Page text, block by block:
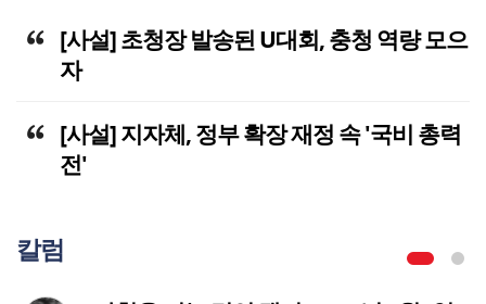
[사설] 초청장 발송된 U대회, 충청 역량 모으
자
[사설] 지자체, 정부 확장 재정 속 '국비 총력
전'
칼럼